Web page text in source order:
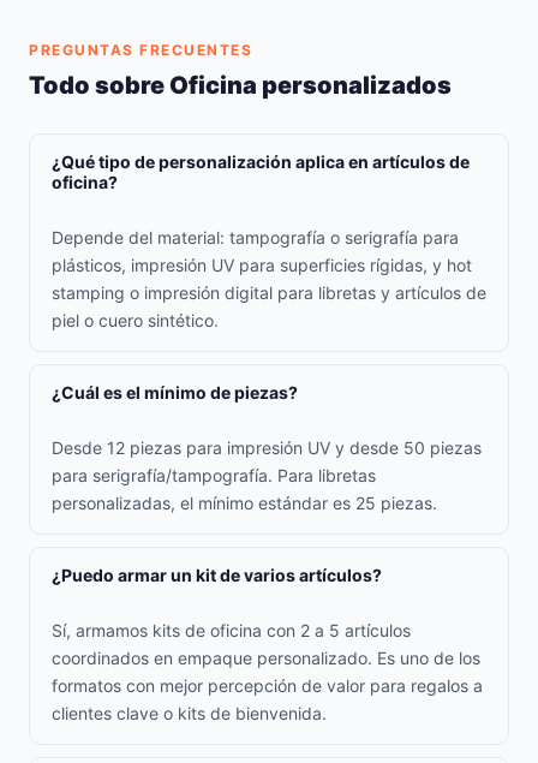
PREGUNTAS FRECUENTES
Todo sobre Oficina personalizados
¿Qué tipo de personalización aplica en artículos de
oficina?
Depende del material: tampografía o serigrafía para
plásticos, impresión UV para superficies rígidas, y hot
stamping o impresión digital para libretas y artículos de
piel o cuero sintético.
¿Cuál es el mínimo de piezas?
Desde 12 piezas para impresión UV y desde 50 piezas
para serigrafía/tampografía. Para libretas
personalizadas, el mínimo estándar es 25 piezas.
¿Puedo armar un kit de varios artículos?
Sí, armamos kits de oficina con 2 a 5 artículos
coordinados en empaque personalizado. Es uno de los
formatos con mejor percepción de valor para regalos a
clientes clave o kits de bienvenida.